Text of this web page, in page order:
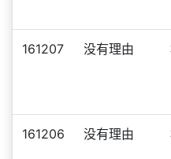
161207 没有理由
161206 没有理由